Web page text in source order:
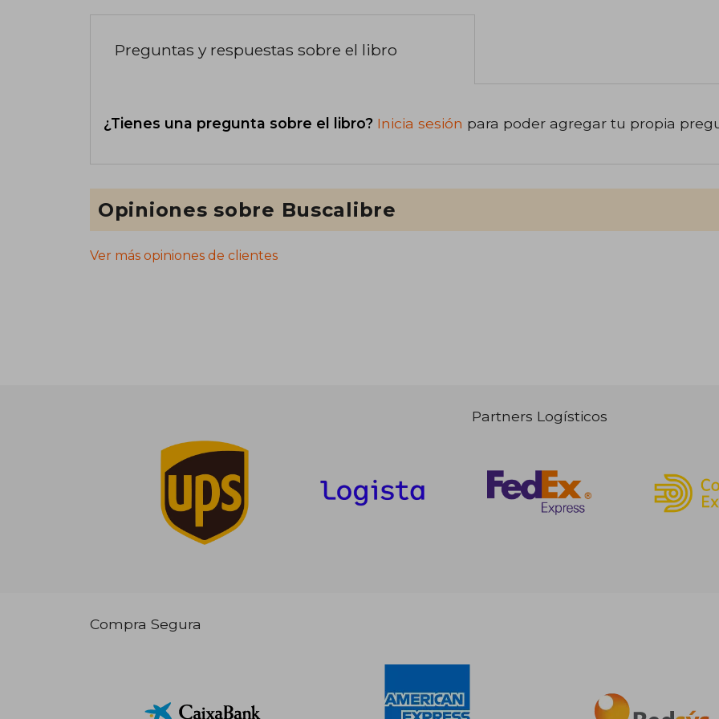
Preguntas y respuestas sobre el libro
¿Tienes una pregunta sobre el libro? Inicia sesión para poder agregar tu propia
Opiniones sobre Buscalibre
Ver más opiniones de clientes
Partners Logísticos
Compra Segura